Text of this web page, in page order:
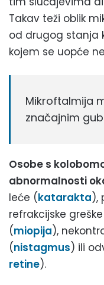
Takav teži oblik
od drugog stanja
kojem se uopće
Mikroftalmija
značajnim
Osobe s
abnormalnosti
leće (katarakta),
refrakcijske
(miopija),
(nistagmus) ili
retine).